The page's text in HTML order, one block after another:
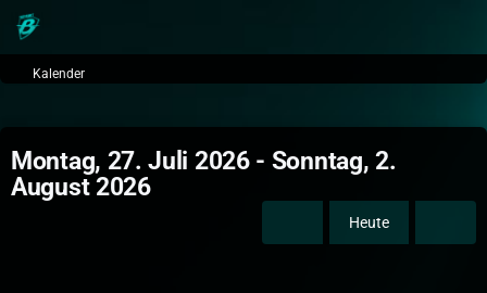
Kalender
Montag, 27. Juli 2026 - Sonntag, 2.
August 2026
Heute